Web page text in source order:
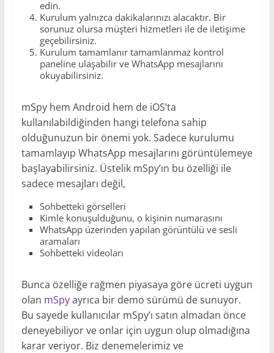
edin.
Kurulum yalnızca dakikalarınızı alacaktır. Bir
sorunuz olursa müşteri hizmetleri ile de iletişime
geçebilirsiniz.
Kurulum tamamlanır tamamlanmaz kontrol
paneline ulaşabilir ve WhatsApp mesajlarını
okuyabilirsiniz.
mSpy hem Android hem de iOS’ta
kullanılabildiğinden hangi telefona sahip
olduğunuzun bir önemi yok. Sadece kurulumu
tamamlayıp WhatsApp mesajlarını görüntülemeye
başlayabilirsiniz. Üstelik mSpy’ın bu özelliği ile
sadece mesajları değil,
Sohbetteki görselleri
Kimle konuşulduğunu, o kişinin numarasını
WhatsApp üzerinden yapılan görüntülü ve sesli
aramaları
Sohbetteki videoları
Bunca özelliğe rağmen piyasaya göre ücreti uygun
olan mSpyayrıca bir demo sürümü de sunuyor.
Bu sayede kullanıcılar mSpy’ı satın almadan önce
deneyebiliyor ve onlar için uygun olup olmadığına
karar veriyor. Biz denemelerimiz ve